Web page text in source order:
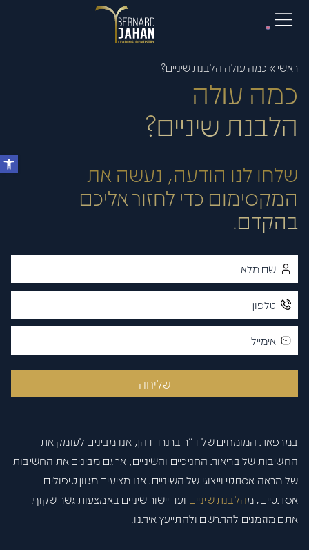
פתח
ראשי » כמה עולה הלבנת שיניים?
כמה עולה
הלבנת שיניים?
שלחו לנו הודעה, נעשה את
המקסימום כדי לחזור אליכם
בהקדם.
שליחה
במרפאת המומחים של ד"ר ברנרד דהן, אנו מבינים לעומק את
החשיבות של בריאות החניכיים והשיניים, אך גם מבינים את החשיבות
של מראה אסתטי וייצוגי של השיניים. אנו מציעים מגוון טיפולים
אסתטיים, מהלבנת שיניים ועד יישור שיניים באמצעות גשר שקוף.
אתם מוזמנים להתרשם ולהתייעץ איתנו.